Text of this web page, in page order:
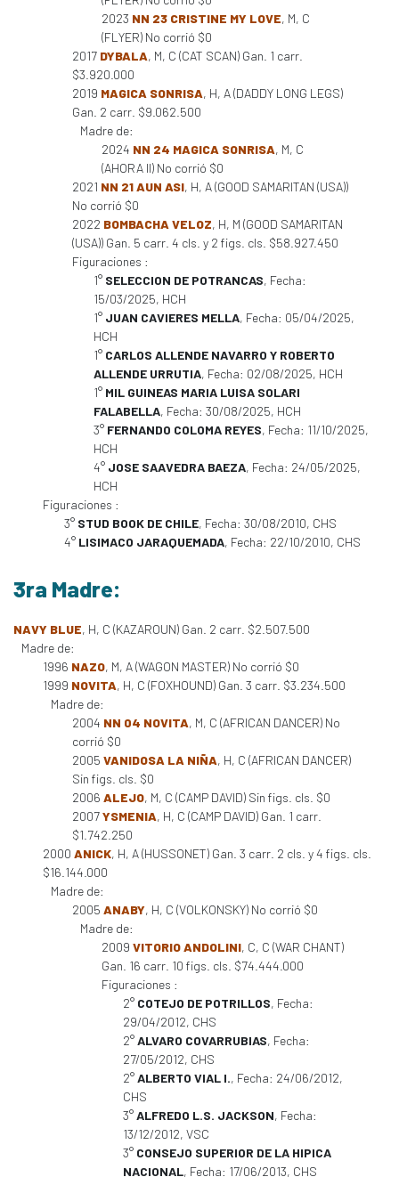
2023 NN 23 CRISTINE MY LOVE, M, C
(FLYER) No corrió $0
2017 DYBALA, M, C (CAT SCAN) Gan. 1 carr.
$3.920.000
2019 MAGICA SONRISA, H, A (DADDY LONG LEGS)
Gan. 2 carr. $9.062.500
Madre de:
2024 NN 24 MAGICA SONRISA, M, C
(AHORA II) No corrió $0
2021 NN 21 AUN ASI, H, A (GOOD SAMARITAN (USA))
No corrió $0
2022 BOMBACHA VELOZ, H, M (GOOD SAMARITAN
(USA)) Gan. 5 carr. 4 cls. y 2 figs. cls. $58.927.450
Figuraciones :
1° SELECCION DE POTRANCAS, Fecha:
15/03/2025, HCH
1° JUAN CAVIERES MELLA, Fecha: 05/04/2025,
HCH
1° CARLOS ALLENDE NAVARRO Y ROBERTO
ALLENDE URRUTIA, Fecha: 02/08/2025, HCH
1° MIL GUINEAS MARIA LUISA SOLARI
FALABELLA, Fecha: 30/08/2025, HCH
3° FERNANDO COLOMA REYES, Fecha: 11/10/2025,
HCH
4° JOSE SAAVEDRA BAEZA, Fecha: 24/05/2025,
HCH
Figuraciones :
3° STUD BOOK DE CHILE, Fecha: 30/08/2010, CHS
4° LISIMACO JARAQUEMADA, Fecha: 22/10/2010, CHS
3ra Madre:
NAVY BLUE, H, C (KAZAROUN) Gan. 2 carr. $2.507.500
Madre de:
1996 NAZO, M, A (WAGON MASTER) No corrió $0
1999 NOVITA, H, C (FOXHOUND) Gan. 3 carr. $3.234.500
Madre de:
2004 NN 04 NOVITA, M, C (AFRICAN DANCER) No
corrió $0
2005 VANIDOSA LA NIÑA, H, C (AFRICAN DANCER)
Sin figs. cls. $0
2006 ALEJO, M, C (CAMP DAVID) Sin figs. cls. $0
2007YSMENIA, H, C (CAMP DAVID) Gan. 1 carr.
$1.742.250
2000 ANICK, H, A (HUSSONET) Gan. 3 carr. 2 cls. y 4 figs. cls.
$16.144.000
Madre de:
2005 ANABY, H, C (VOLKONSKY) No corrió $0
Madre de:
2009 VITORIO ANDOLINI, C, C (WAR CHANT)
Gan. 16 carr. 10 figs. cls. $74.444.000
Figuraciones :
2° COTEJO DE POTRILLOS, Fecha:
29/04/2012, CHS
2°ALVARO COVARRUBIAS, Fecha:
27/05/2012, CHS
2°ALBERTO VIAL I., Fecha: 24/06/2012,
CHS
3°ALFREDO L.S. JACKSON, Fecha:
13/12/2012, VSC
3° CONSEJO SUPERIOR DE LA HIPICA
NACIONAL, Fecha: 17/06/2013, CHS